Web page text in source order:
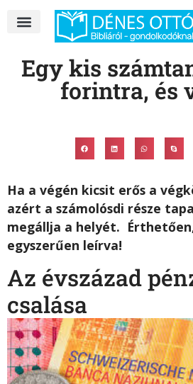
Egy kis
forintra, és
Ha a végén kicsit erős a
azért a számolósdi része
megállja a helyét.
egyszerűen leírva!
Az évszázad
csalása